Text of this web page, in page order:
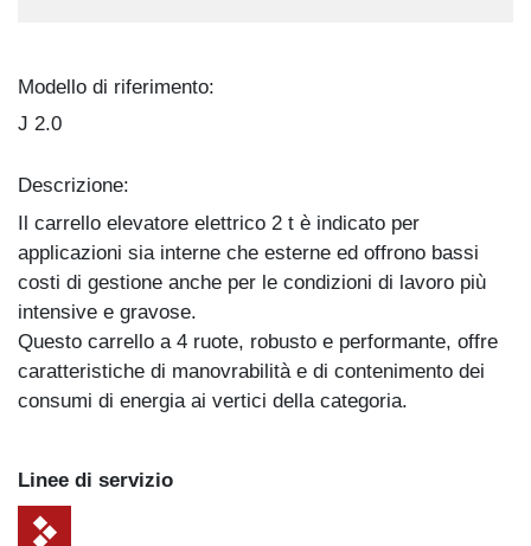
Modello di riferimento:
J 2.0
Descrizione:
Il carrello elevatore elettrico 2 t è indicato per
applicazioni sia interne che esterne ed offrono bassi
costi di gestione anche per le condizioni di lavoro più
intensive e gravose.
Questo carrello a 4 ruote, robusto e performante, offre
caratteristiche di manovrabilità e di contenimento dei
consumi di energia ai vertici della categoria.
Linee di servizio